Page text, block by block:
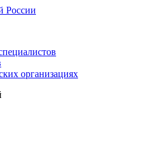
России
организациях